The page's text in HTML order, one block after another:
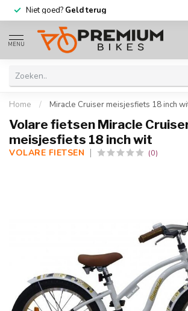
Meer dan30.000fietsen op voorraad
MENU
Home / Miracle Cruiser meisjesfiets 18 inch
Volare fietsen Miracle
meisjesfiets 18 inch wit
VOLARE FIETSEN (0)